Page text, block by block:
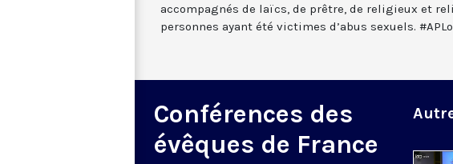
accompagnés de laïcs, de prêtre, de religieux et
personnes ayant été victimes d’abus sexuels.
Conférences des
évêques de France